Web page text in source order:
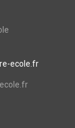
ecole.fr